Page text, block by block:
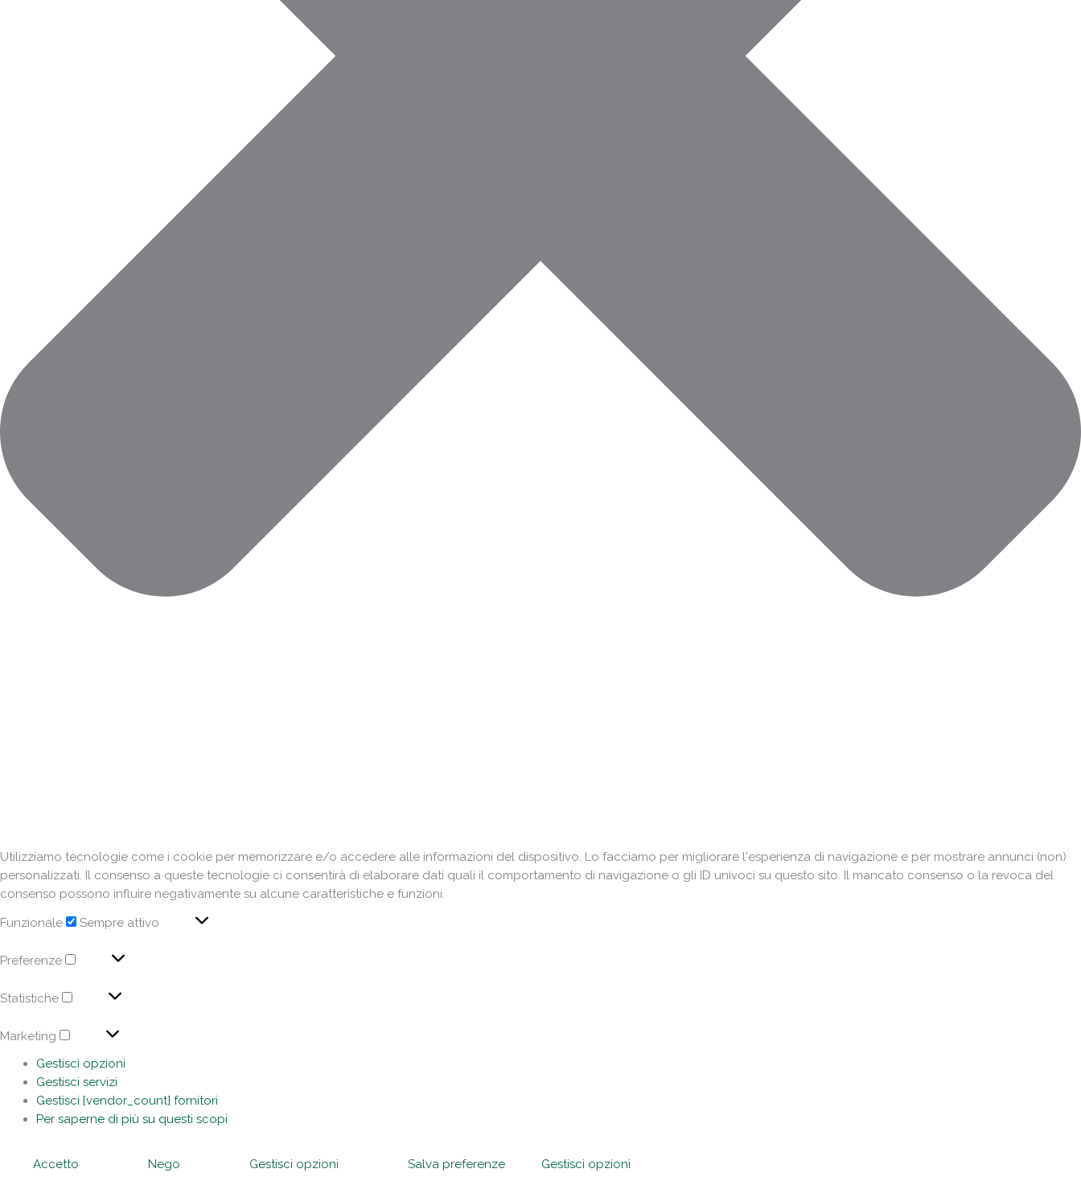
Utilizziamo tecnologie come i cookie per memorizzare e/o accedere alle informazioni del dispositivo. Lo facciamo per migliorare l'esperienza di navigazione e per mostrare annunci (non)
personalizzati. Il consenso a queste tecnologie ci consentirà di elaborare dati quali il comportamento di navigazione o gli ID univoci su questo sito. Il mancato consenso o la revoca del
consenso possono influire negativamente su alcune caratteristiche e funzioni.
Funzionale
Sempre attivo
Preferenze
Statistiche
Marketing
Gestisci opzioni
Gestisci servizi
Gestisci {vendor_count} fornitori
Per saperne di più su questi scopi
Accetto Nego Gestisci opzioni Salva preferenze
Gestisci opzioni